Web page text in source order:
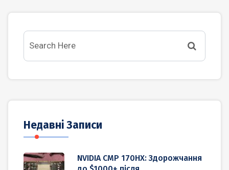
Недавні Записи
NVIDIA CMP 170HX: Здорожчання